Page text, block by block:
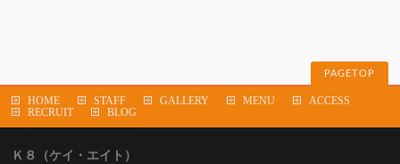
PAGETOP
HOME STAFF GALLERY MENU
ACCESS
RECRUIT
BLOG
Ｋ８（ケイ・エイト）